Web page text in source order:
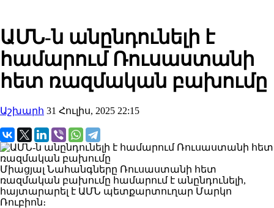
ԱՄՆ-ն անընդունելի է
համարում Ռուսաստանի
հետ ռազմական բախումը
Աշխարհ 31 Հուլիս, 2025 22:15
Միացյալ Նահանգները Ռուսաստանի հետ
ռազմական բախումը համարում է անընդունելի,
հայտարարել է ԱՄՆ պետքարտուղար Մարկո
Ռուբիոն։